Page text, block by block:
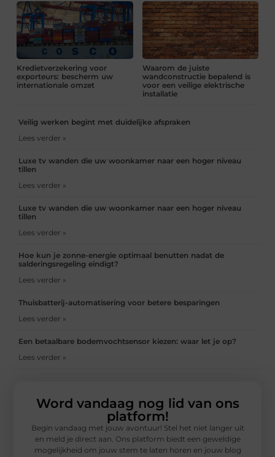
Kredietverzekering voor
exporteurs: bescherm uw
internationale omzet
Waarom de juiste
wandconstructie bepalend is
voor een veilige elektrische
installatie
Veilig werken begint met duidelijke afspraken
Lees verder »
Luxe tv wanden die uw woonkamer naar een hoger niveau
tillen
Lees verder »
Luxe tv wanden die uw woonkamer naar een hoger niveau
tillen
Lees verder »
Hoe kun je zonne-energie optimaal benutten nadat de
salderingsregeling eindigt?
Lees verder »
Thuisbatterij-automatisering voor betere besparingen
Lees verder »
Een betaalbare bodemvochtsensor kiezen: waar let je op?
Lees verder »
Word vandaag nog lid van ons
platform!
Begin vandaag met jouw avontuur! Stel het niet langer uit
en meld je direct aan. Ons platform biedt een geweldige
mogelijkheid om jouw stem te laten horen en jouw blog